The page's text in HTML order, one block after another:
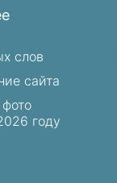
слов
сайта
году